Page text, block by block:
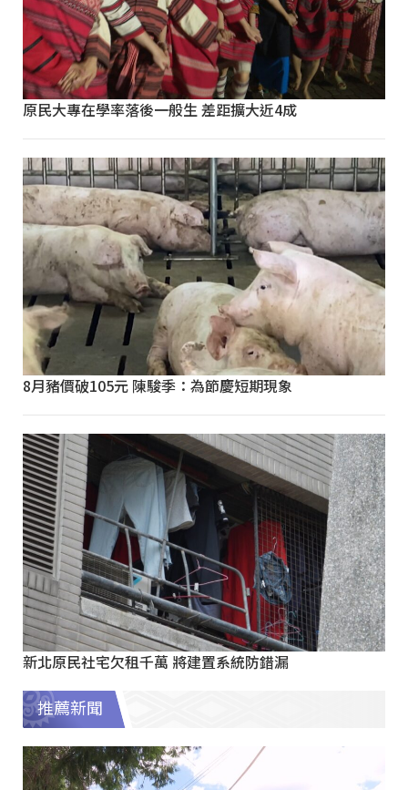
原民大專在學率落後一般生 差距擴大近4成
8月豬價破105元 陳駿季：為節慶短期現象
新北原民社宅欠租千萬 將建置系統防錯漏
推薦新聞